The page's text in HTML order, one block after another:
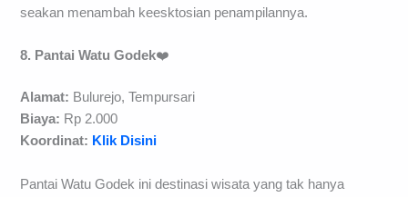
seakan menambah keesktosian penampilannya.
8. Pantai Watu Godek❤️
Alamat: Bulurejo, Tempursari
Biaya: Rp 2.000
Koordinat: Klik Disini
Pantai Watu Godek ini destinasi wisata yang tak hanya